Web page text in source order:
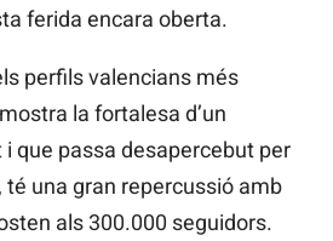
ferida encara oberta.
perfils valencians més
la fortalesa d’un
que passa desapercebut per
una gran repercussió amb
als 300.000 seguidors.